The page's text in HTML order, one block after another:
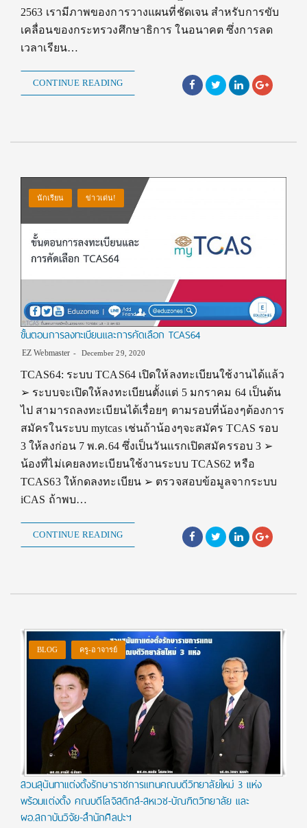
2563 เรามีภาพของการวางแผนที่ชัดเจน สำหรับการขับ
เคลื่อนของกระทรวงศึกษาธิการ ในอนาคต ซึ่งการลด
เวลาเรียน…
CONTINUE READING
นักเรียน ข่าวเด่น!
ขั้นตอนการลงทะเบียนและการคัดเลือก TCAS64
EZ Webmaster December 29, 2020
TCAS64: ระบบ TCAS64 เปิดให้ลงทะเบียนใช้งานได้แล้ว
➢ ระบบจะเปิดให้ลงทะเบียนตั้งแต่ 5 มกราคม 64 เป็นต้น
ไป สามารถลงทะเบียนได้เรื่อยๆ ตามรอบที่น้องๆต้องการ
สมัครในระบบ mytcas เช่นถ้าน้องๆจะสมัคร TCAS รอบ
3 ให้ลงก่อน 7 พ.ค.64 ซึ่งเป็นวันแรกเปิดสมัครรอบ 3 ➢
น้องที่ไม่เคยลงทะเบียนใช้งานระบบ TCAS62 หรือ
TCAS63 ให้กดลงทะเบียน ➢ ตรวจสอบข้อมูลจากระบบ
iCAS ถ้าพบ…
CONTINUE READING
BLOG ครู-อาจารย์
สวนสุนันทาแต่งตั้งรักษาราชการแทนคณบดีวิทยาลัยใหม่ 3 แห่ง
พร้อมแต่งตั้ง คณบดีโลจิสติกส์-สหเวช-บัณฑิตวิทยาลัย และ
ผอ.สถาบันวิจัย-สำนักศิลปะฯ